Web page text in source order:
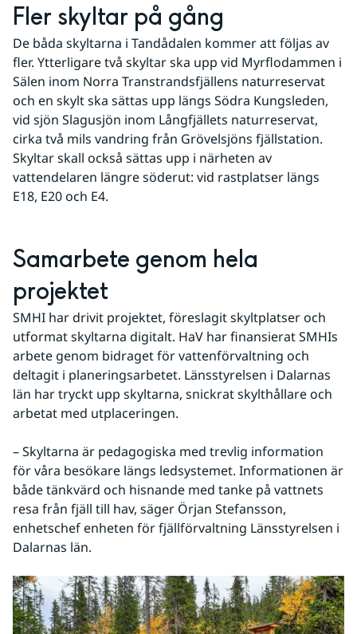
Fler skyltar på gång
De båda skyltarna i Tandådalen kommer att följas av
fler. Ytterligare två skyltar ska upp vid Myrflodammen i
Sälen inom Norra Transtrandsfjällens naturreservat
och en skylt ska sättas upp längs Södra Kungsleden,
vid sjön Slagusjön inom Långfjällets naturreservat,
cirka två mils vandring från Grövelsjöns fjällstation.
Skyltar skall också sättas upp i närheten av
vattendelaren längre söderut: vid rastplatser längs
E18, E20 och E4.
Samarbete genom hela
projektet
SMHI har drivit projektet, föreslagit skyltplatser och
utformat skyltarna digitalt. HaV har finansierat SMHIs
arbete genom bidraget för vattenförvaltning och
deltagit i planeringsarbetet. Länsstyrelsen i Dalarnas
län har tryckt upp skyltarna, snickrat skylthållare och
arbetat med utplaceringen.
– Skyltarna är pedagogiska med trevlig information
för våra besökare längs ledsystemet. Informationen är
både tänkvärd och hisnande med tanke på vattnets
resa från fjäll till hav, säger Örjan Stefansson,
enhetschef enheten för fjällförvaltning Länsstyrelsen i
Dalarnas län.